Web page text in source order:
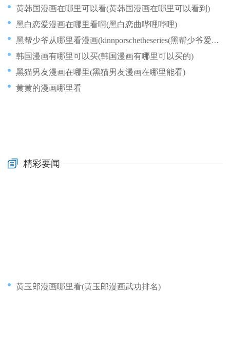
黄韩国漫画在哪里可以看(黄韩国漫画在哪里可以看到)
黑白恋爱漫画在哪里看啊(黑白恋曲哔哩哔哩)
黑帮少爷从哪里看漫画(kinnporschetheseries(黑帮少爷爱上我))
韩国漫画有哪里可以买(韩国漫画有哪里可以买的)
黑猫男友漫画在哪里(黑猫男友漫画在哪里能看)
黄黄的漫画哪里看
精彩要闻
黄玉郎漫画哪里看(黄玉郎漫画武功排名)